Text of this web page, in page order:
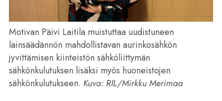
Motivan Päivi Laitila muistuttaa uudistuneen
lainsäädännön mahdollistavan aurinkosähkön
jyvittämisen kiinteistön sähköliittymän
sähkönkulutuksen lisäksi myös huoneistojen
sähkönkulutukseen. Kuva: RIL/Mirkku Merimaa